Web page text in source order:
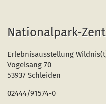
Nationalpark-
Erlebnisausstellung
Vogelsang 70
53937 Schleiden
02444/91574-0